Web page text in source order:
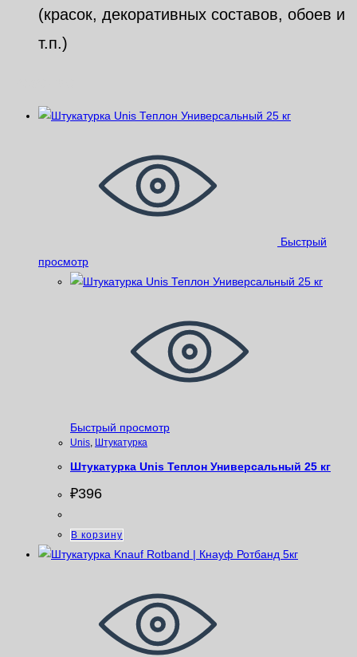
(красок, декоративных составов, обоев и
т.п.)
Быстрый
просмотр
Быстрый просмотр
Unis, Штукатурка
Штукатурка Unis Теплон Универсальный 25 кг
₽396
В корзину